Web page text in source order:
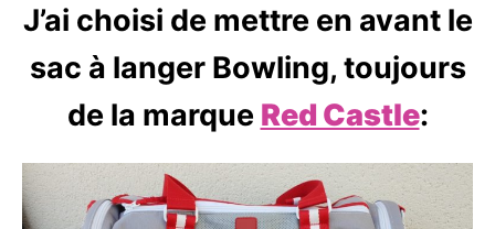
J’ai choisi de mettre en avant le
sac à langer Bowling, toujours
de la marque Red Castle: